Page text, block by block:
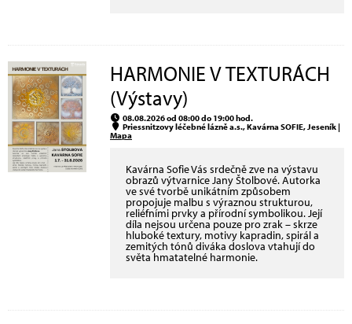
HARMONIE V TEXTURÁCH
(Výstavy)
08.08.2026 od 08:00 do 19:00 hod.
Priessnitzovy léčebné lázně a.s., Kavárna SOFIE, Jeseník |
Mapa
Kavárna Sofie Vás srdečně zve na výstavu
obrazů výtvarnice Jany Štolbové. Autorka
ve své tvorbě unikátním způsobem
propojuje malbu s výraznou strukturou,
reliéfními prvky a přírodní symbolikou. Její
díla nejsou určena pouze pro zrak – skrze
hluboké textury, motivy kapradin, spirál a
zemitých tónů diváka doslova vtahují do
světa hmatatelné harmonie.